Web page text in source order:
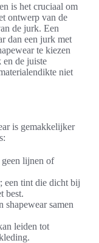
is het cruciaal om
ontwerp van de
de jurk. Een
dan een jurk met
te kiezen
de juiste
niet
is gemakkelijker
lijnen of
een tint die dicht bij
best.
shapewear samen
leiden tot